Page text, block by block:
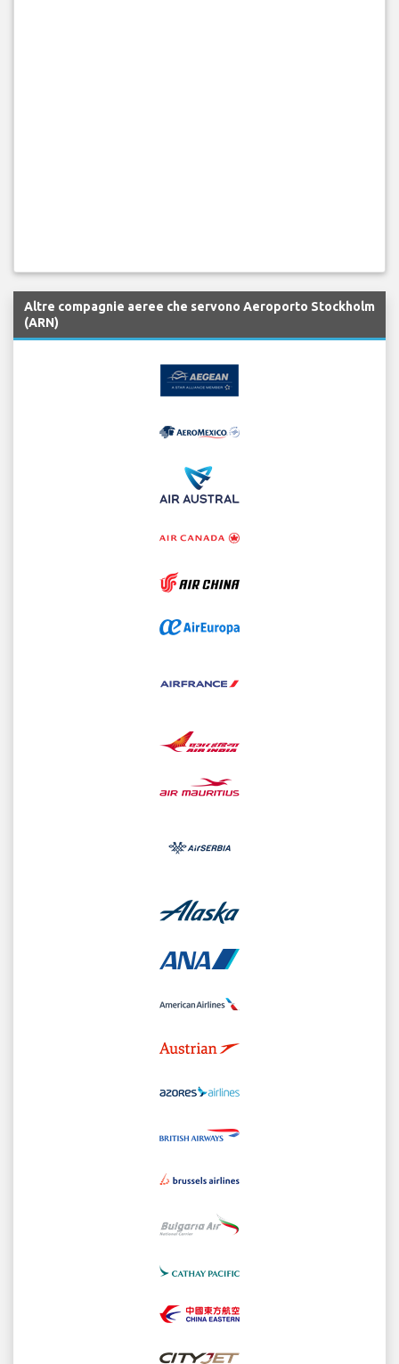
Altre compagnie aeree che servono Aeroporto Stockholm
(ARN)